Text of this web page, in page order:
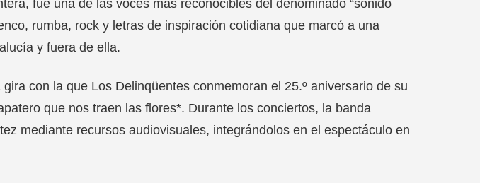
fue una de las voces más reconocibles del denominado “sonido
rumba, rock y letras de inspiración cotidiana que marcó a una
y fuera de ella.
con la que Los Delinqüentes conmemoran el 25.º aniversario de su
que nos traen las flores*. Durante los conciertos, la banda
mediante recursos audiovisuales, integrándolos en el espectáculo en